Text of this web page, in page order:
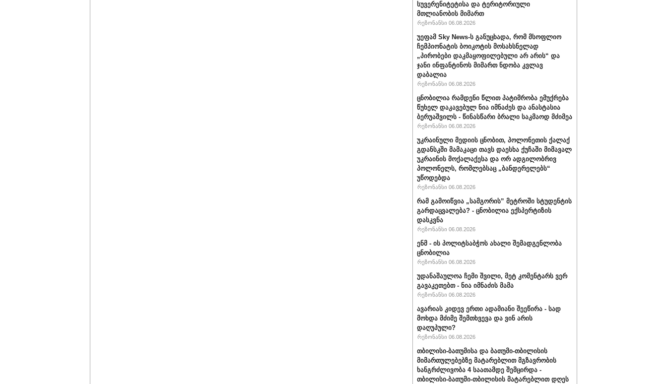
სუვერენიტეტისა და ტერიტორიული
მთლიანობის მიმართ
რეზონანსი 06.08.2026
უეფამ Sky News-ს განუცხადა, რომ მსოფლიო
ჩემპიონატის ბოიკოტის მოსახსნელად
„პირობები დაკმაყოფილებული არ არის“ და
ჯანი ინფანტინოს მიმართ ნდობა კვლავ
დაბალია
რეზონანსი 06.08.2026
ცნობილია რამდენი წლით პატიმრობა ემუქრება
წუხელ დაკავებულ ნია იმნაძეს და ანასტასია
ბერუაშვილს - წინასწარი ბრალი საკმაოდ მძიმეა
რეზონანსი 06.08.2026
უკრაინული მედიის ცნობით, პოლონეთის ქალაქ
გდანსკში მამაკაცი თავს დაესხა ქუჩაში მიმავალ
უკრაინის მოქალაქესა და ორ ადგილობრივ
პოლონელს, რომლებსაც „ბანდერელებს“
უწოდებდა
რეზონანსი 06.08.2026
რამ გამოიწვია „სამგორის” მეტროში სტუდენტის
გარდაცვალება? - ცნობილია ექსპერტიზის
დასკვნა
რეზონანსი 06.08.2026
ენმ - ის პოლიტსაბჭოს ახალი შემადგენლობა
ცნობილია
რეზონანსი 06.08.2026
უდანაშაულოა ჩემი შვილი, მეტ კომენტარს ვერ
გავაკეთებთ - ნია იმნაძის მამა
რეზონანსი 06.08.2026
ავარიას კიდევ ერთი ადამიანი შეეწირა - სად
მოხდა მძიმე შემთხვევა და ვინ არის
დაღუპული?
რეზონანსი 06.08.2026
თბილისი-ბათუმისა და ბათუმი-თბილისის
მიმართულებებზე მატარებლით მგზავრობის
ხანგრძლივობა 4 საათამდე შემცირდა -
თბილისი-ბათუმი-თბილისის მატარებლით დღეს